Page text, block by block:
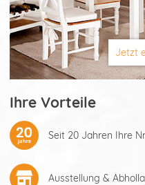
Jetzt
Ihre Vorteile
Seit 20 Jahren Ihre
Ausstellung &